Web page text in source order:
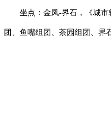
坐点：金凤-界石，《城市轨
团、鱼嘴组团、茶园组团、界